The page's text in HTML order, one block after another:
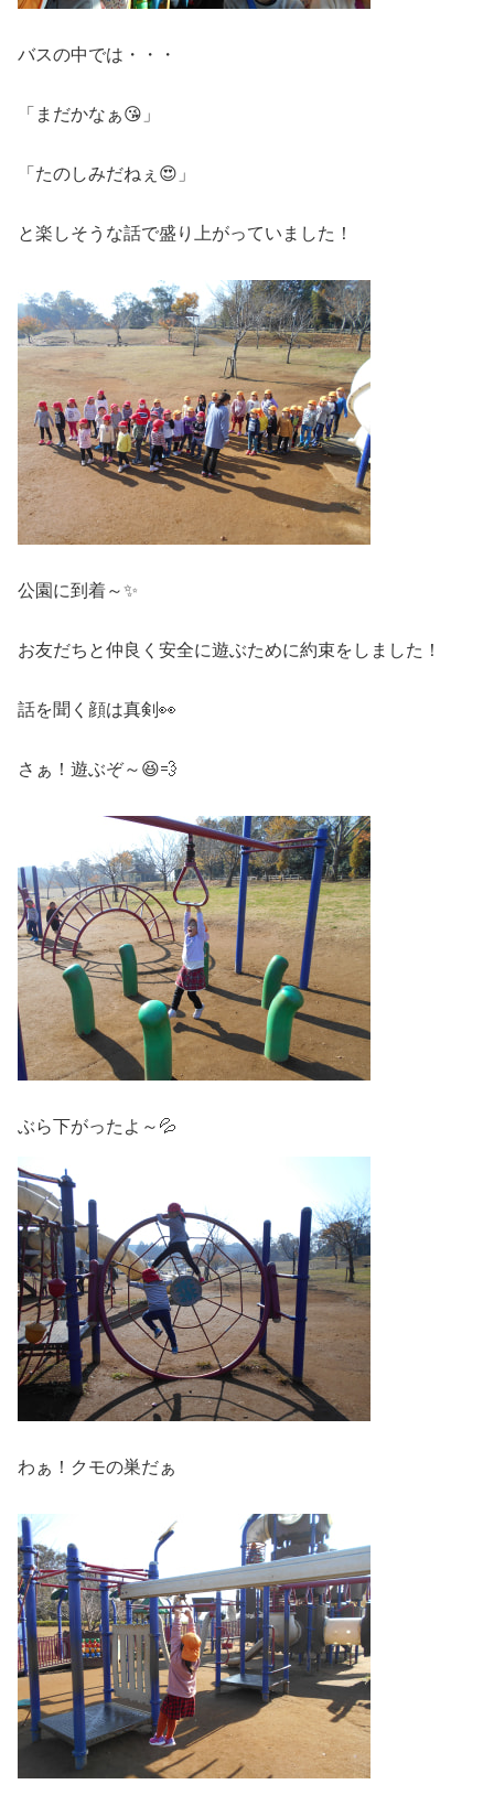
バスの中では・・・
「まだかなぁ😘」
「たのしみだねぇ😍」
と楽しそうな話で盛り上がっていました！
公園に到着～✨
お友だちと仲良く安全に遊ぶために約束をしました！
話を聞く顔は真剣👀
さぁ！遊ぶぞ～😆💨
ぶら下がったよ～💦
わぁ！クモの巣だぁ